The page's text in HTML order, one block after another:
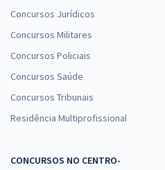
Concursos Jurídicos
Concursos Militares
Concursos Policiais
Concursos Saúde
Concursos Tribunais
Residência Multiprofissional
CONCURSOS NO CENTRO-